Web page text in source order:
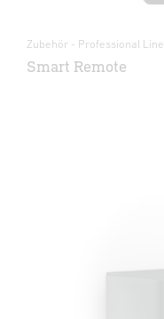
Zubehör - Professional Line
Smart Remote